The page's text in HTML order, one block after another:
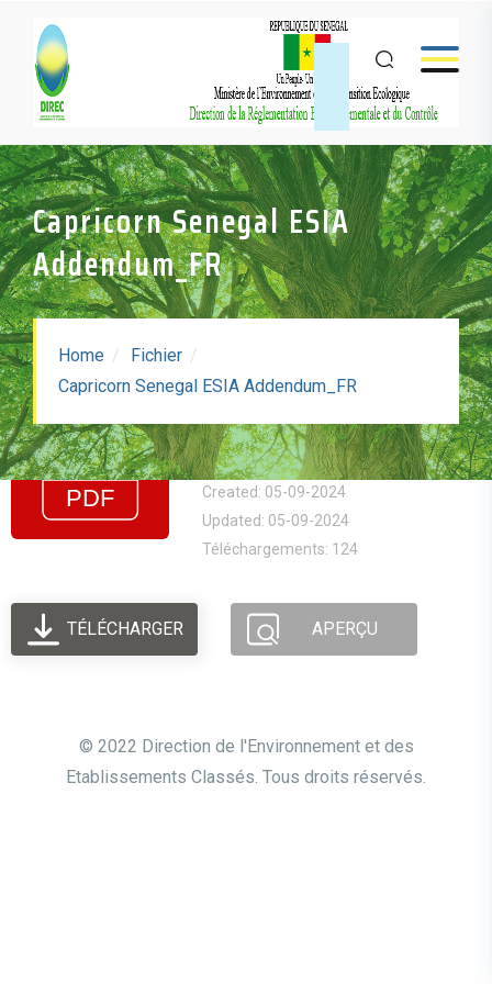
Capricorn Senegal ESIA
Addendum_FR
Home
Fichier
Capricorn Senegal ESIA Addendum_FR
Capricorn Senegal ESIA
Addendum_FR
Taille: 2.67 MB
Created: 05-09-2024
Updated: 05-09-2024
Téléchargements: 124
TÉLÉCHARGER APERÇU
© 2022 Direction de l'Environnement et des
Etablissements Classés. Tous droits réservés.